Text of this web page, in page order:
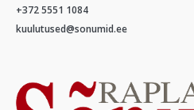
+372 5551 1084
kuulutused@sonumid.ee